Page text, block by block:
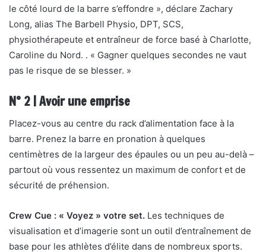
le côté lourd de la barre s’effondre », déclare Zachary
Long, alias The Barbell Physio, DPT, SCS,
physiothérapeute et entraîneur de force basé à Charlotte,
Caroline du Nord. . « Gagner quelques secondes ne vaut
pas le risque de se blesser. »
N° 2 | Avoir une emprise
Placez-vous au centre du rack d’alimentation face à la
barre. Prenez la barre en pronation à quelques
centimètres de la largeur des épaules ou un peu au-delà –
partout où vous ressentez un maximum de confort et de
sécurité de préhension.
Crew Cue : « Voyez » votre set. Les techniques de
visualisation et d’imagerie sont un outil d’entraînement de
base pour les athlètes d’élite dans de nombreux sports.